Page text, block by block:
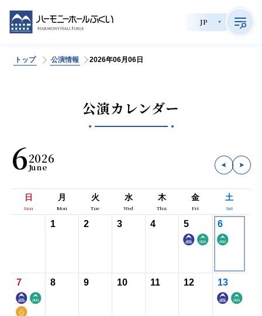
JP
チケット購入
貸館利用
お知らせ
トップ 公演情報 2026年06月06日
公演カレンダー
2026
6
日 月 火 水 木 金 土
1 2 3 4 5 6
7 8 9 10 11 12 13